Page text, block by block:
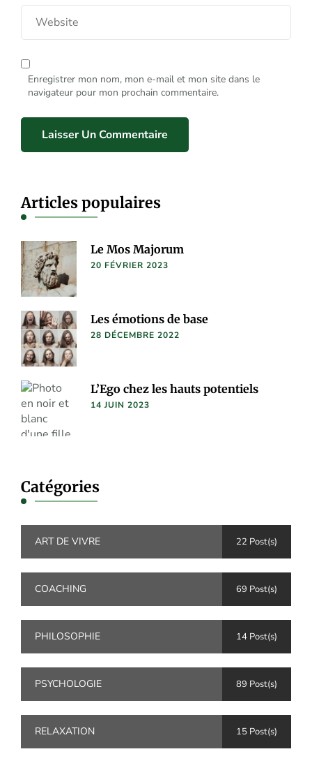
Enregistrer mon nom, mon e-mail et mon site dans le
navigateur pour mon prochain commentaire.
Articles populaires
Le Mos Majorum
20 FÉVRIER 2023
Les émotions de base
28 DÉCEMBRE 2022
L’Ego chez les hauts potentiels
14 JUIN 2023
Catégories
ART DE VIVRE 22 Post(s)
COACHING 69 Post(s)
PHILOSOPHIE 14 Post(s)
PSYCHOLOGIE 89 Post(s)
RELAXATION 15 Post(s)